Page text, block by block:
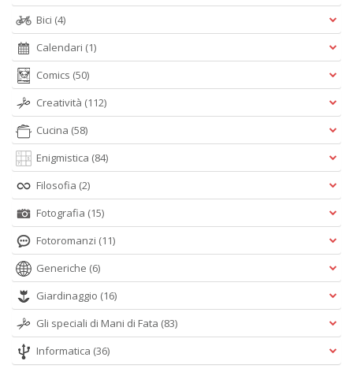
Bici (4)
Calendari (1)
Comics (50)
Creatività (112)
Cucina (58)
Enigmistica (84)
Filosofia (2)
Fotografia (15)
Fotoromanzi (11)
Generiche (6)
Giardinaggio (16)
Gli speciali di Mani di Fata (83)
Informatica (36)